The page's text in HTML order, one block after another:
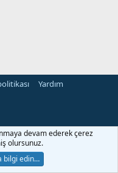
Yardım
devam ederek çerez
olursunuz.
bilgi edin…